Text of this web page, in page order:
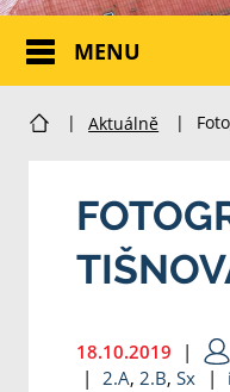
MENU
| Aktuálně |
18.10.2019 |
| 2.A,2.B,Sx |